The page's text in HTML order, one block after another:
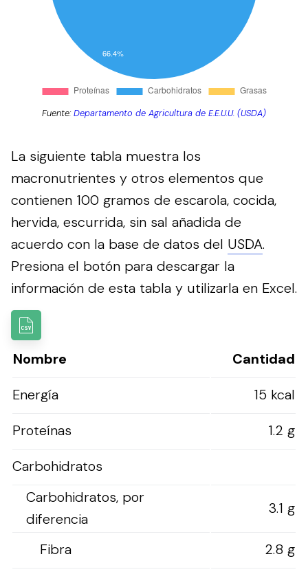
Fuente:Departamento de Agricultura de E.E.U.U. (USDA)
La siguiente tabla muestra los
macronutrientes y otros elementos que
contienen 100 gramos de escarola, cocida,
hervida, escurrida, sin sal añadida de
acuerdo con la base de datos del USDA.
Presiona el botón para descargar la
información de esta tabla y utilizarla en Excel.
Nombre
Cantidad
Energía
15 kcal
Proteínas
1.2 g
Carbohidratos
Carbohidratos, por
diferencia
3.1 g
Fibra
2.8 g